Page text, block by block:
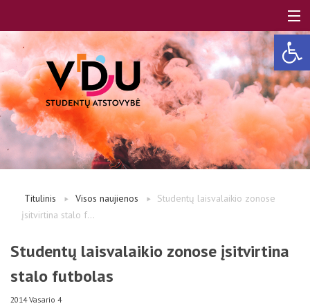
LT
Studentams
Studentų atstovai
Titulinis Visos naujienos
Studentų laisvalaikio zonose
įsitvirtina stalo f...
Studentų laisvalaikio zonose įsitvirtina
stalo futbolas
2014 Vasario 4